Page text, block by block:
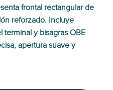
frontal rectangular de
reforzado. Incluye
y bisagras OBE
apertura suave y